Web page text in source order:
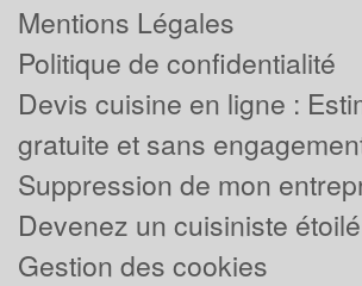
Mentions Légales
Politique de confidentialité
Devis cuisine en ligne :
gratuite et sans
Suppression de mon
Devenez un cuisiniste étoilé
Gestion des cookies